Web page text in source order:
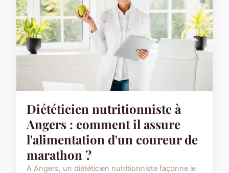
Diététicien nutritionniste à
Angers : comment il assure
l'alimentation d'un coureur de
marathon ?
À Angers, un diététicien nutritionniste façonne le